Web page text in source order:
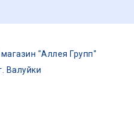
"Аллея Групп"
Валуйки